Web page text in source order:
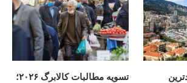
تسویه مطالبات کالابرگ ۲۰۲۶؛